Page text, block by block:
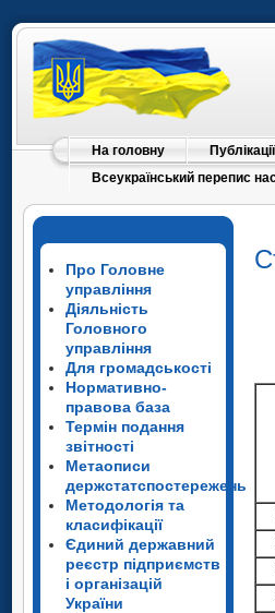
На головну Публікації
Всеукраїнський перепис
Про Головне
управління
Діяльність
Головного
управління
Для громадськості
Нормативно-
правова база
Термін подання
звітності
Метаописи
держстатспостережень
Методологія та
класифікації
Єдиний державний
реєстр підприємств
і організацій
України